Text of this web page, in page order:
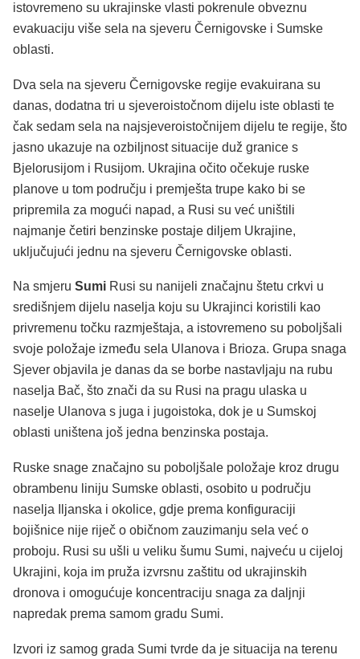
istovremeno su ukrajinske vlasti pokrenule obveznu
evakuaciju više sela na sjeveru Černigovske i Sumske
oblasti.
Dva sela na sjeveru Černigovske regije evakuirana su
danas, dodatna tri u sjeveroistočnom dijelu iste oblasti te
čak sedam sela na najsjeveroistočnijem dijelu te regije, što
jasno ukazuje na ozbiljnost situacije duž granice s
Bjelorusijom i Rusijom. Ukrajina očito očekuje ruske
planove u tom području i premješta trupe kako bi se
pripremila za mogući napad, a Rusi su već uništili
najmanje četiri benzinske postaje diljem Ukrajine,
uključujući jednu na sjeveru Černigovske oblasti.
Na smjeru Sumi Rusi su nanijeli značajnu štetu crkvi u
središnjem dijelu naselja koju su Ukrajinci koristili kao
privremenu točku razmještaja, a istovremeno su poboljšali
svoje položaje između sela Ulanova i Brioza. Grupa snaga
Sjever objavila je danas da se borbe nastavljaju na rubu
naselja Bač, što znači da su Rusi na pragu ulaska u
naselje Ulanova s juga i jugoistoka, dok je u Sumskoj
oblasti uništena još jedna benzinska postaja.
Ruske snage značajno su poboljšale položaje kroz drugu
obrambenu liniju Sumske oblasti, osobito u području
naselja Iljanska i okolice, gdje prema konfiguraciji
bojišnice nije riječ o običnom zauzimanju sela već o
proboju. Rusi su ušli u veliku šumu Sumi, najveću u cijeloj
Ukrajini, koja im pruža izvrsnu zaštitu od ukrajinskih
dronova i omogućuje koncentraciju snaga za daljnji
napredak prema samom gradu Sumi.
Izvori iz samog grada Sumi tvrde da je situacija na terenu